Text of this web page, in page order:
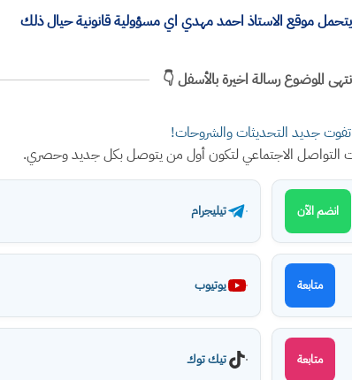
موقع الاستاذ احمد مهدي اي مسؤولية قانونية حيال ذلك
الموضوع رسالة اخيرة بالأسفل 👇
تفوت جديد التحديثات والشروحات!
التواصل الاجتماعي لتكون أول من يتوصل بكل جديد وحصري.
انضم الآن تيليجرام
متابعة يوتيوب
متابعة تيك توك